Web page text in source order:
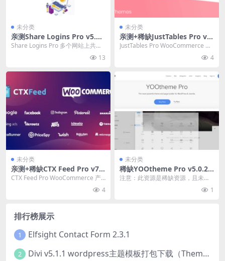
未分类
亲测Share Logins Pro v5.3
多个网站上共享登录和用户会
员系统插件下载
Share Logins Pro 多个网站上共享
13
未分类
亲测+稀缺JustTables Pro v1.
5.4 WooCommerce 产品数
据表格列表形式展示插件下载
JustTables Pro WooCommerce 产
4
未分类
亲测+稀缺CTX Feed Pro v7.
6.12 WooCommerce 产品fe
CTX Feed Pro WooCommerce 产
4
未分类
稀缺YOOtheme Pro v5.0.25
& WidgetKit v3.1.37 插件破
注意：此资源是稀缺资源，且未测
1
排行榜展示
1 Elfsight Contact Form 2.3.1
2 Divi v5.1.1 wordpress主题模板打包下载（Theme + Builder+ Extra Theme + Templates + Layouts + PSD）